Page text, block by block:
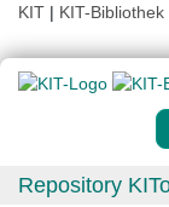
KIT | KIT-Bibliothek
Repository